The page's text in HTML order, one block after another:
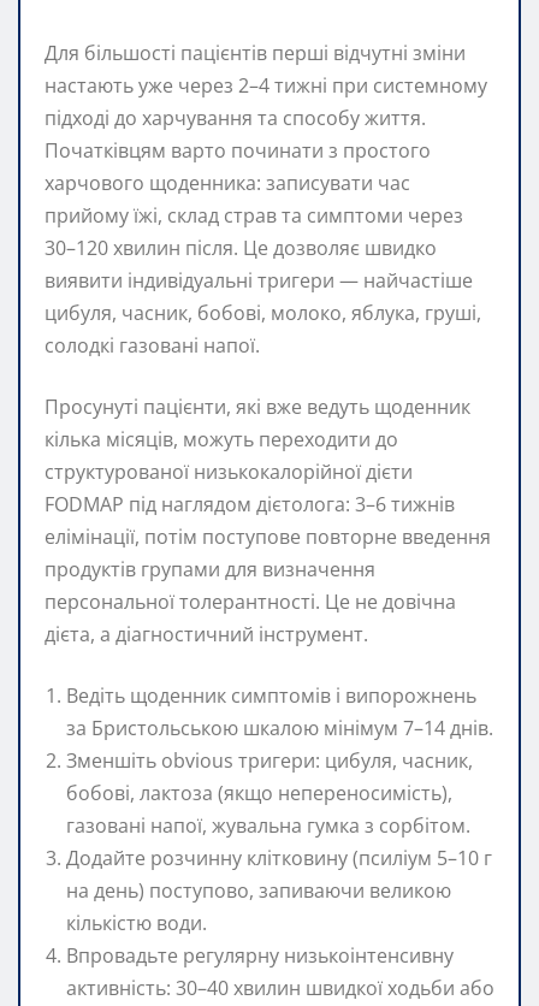
Для більшості пацієнтів перші відчутні зміни
настають уже через 2–4 тижні при системному
підході до харчування та способу життя.
Початківцям варто починати з простого
харчового щоденника: записувати час
прийому їжі, склад страв та симптоми через
30–120 хвилин після. Це дозволяє швидко
виявити індивідуальні тригери — найчастіше
цибуля, часник, бобові, молоко, яблука, груші,
солодкі газовані напої.
Просунуті пацієнти, які вже ведуть щоденник
кілька місяців, можуть переходити до
структурованої низькокалорійної дієти
FODMAP під наглядом дієтолога: 3–6 тижнів
елімінації, потім поступове повторне введення
продуктів групами для визначення
персональної толерантності. Це не довічна
дієта, а діагностичний інструмент.
Ведіть щоденник симптомів і випорожнень
за Бристольською шкалою мінімум 7–14 днів.
Зменшіть obvious тригери: цибуля, часник,
бобові, лактоза (якщо непереносимість),
газовані напої, жувальна гумка з сорбітом.
Додайте розчинну клітковину (псиліум 5–10 г
на день) поступово, запиваючи великою
кількістю води.
Впровадьте регулярну низькоінтенсивну
активність: 30–40 хвилин швидкої ходьби або